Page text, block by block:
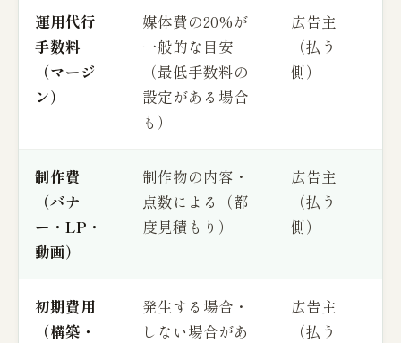
運用代行
手数料
（マージ
ン）
媒体費の20%が
一般的な目安
（最低手数料の
設定がある場合
も）
広告主
（払う
側）
制作費
（バナ
ー・LP・
動画）
制作物の内容・
点数による（都
度見積もり）
広告主
（払う
側）
初期費用
（構築・
発生する場合・
しない場合があ
広告主
（払う